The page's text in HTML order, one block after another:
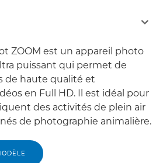
ZOOM est un appareil photo
puissant qui permet de
de haute qualité et
en Full HD. Il est idéal pour
des activités de plein air
de photographie animalière.